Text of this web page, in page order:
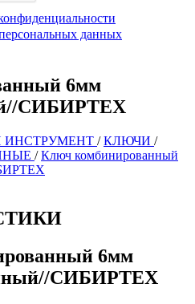
данных
6мм
СИБИРТЕХ
ИНСТРУМЕНТ /КЛЮЧИ /
/Ключ комбинированный
6мм
СИБИРТЕХ